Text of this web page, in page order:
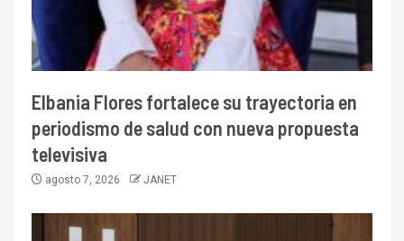
Elbania Flores fortalece su trayectoria en
periodismo de salud con nueva propuesta
televisiva
agosto 7, 2026 JANET